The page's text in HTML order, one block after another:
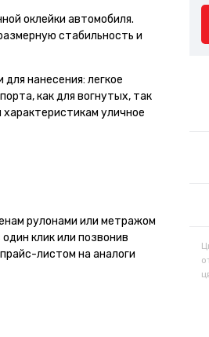
оклейки автомобиля.
стабильность и
нанесения: легкое
как для вогнутых, так
уличное
рулонами или метражом
клик или позвонив
листом на аналоги